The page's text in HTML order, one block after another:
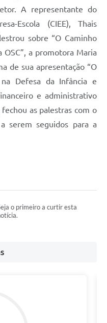
A representante do
Escola (CIEE), Thais
sobre “O Caminho
OSC”, a promotora Maria
de sua apresentação “O
Defesa da Infância e
e administrativo
as palestras com o
serem seguidos para a
o primeiro a curtir esta